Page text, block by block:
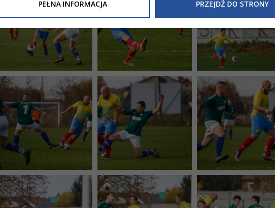
Niniejsza informacja nie wymaga od Państwa żadnych dodatkowych działań.
PEŁNA INFORMACJA PRZEJDŹ DO STRONY